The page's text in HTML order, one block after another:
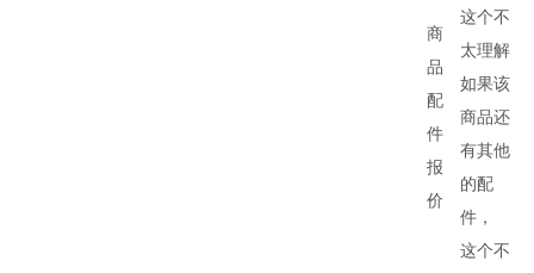
商
品
配
件
报
价
这个不
太理解
如果该
商品还
有其他
的配
件，
这个不